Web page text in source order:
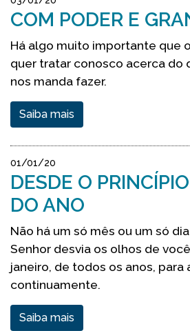
COM PODER E
Há algo muito importante que
quer tratar conosco acerca do
nos manda fazer.
Saiba mais
01/01/20
DESDE O
DO ANO
Não há um só mês ou um só
Senhor desvia os olhos de
janeiro, de todos os anos, para
continuamente.
Saiba mais